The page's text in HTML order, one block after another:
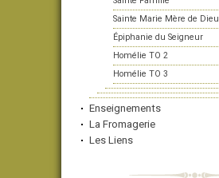
Sainte Marie Mère de Dieu
Épiphanie du Seigneur
Homélie TO 2
Homélie TO 3
Enseignements
La Fromagerie
Les Liens